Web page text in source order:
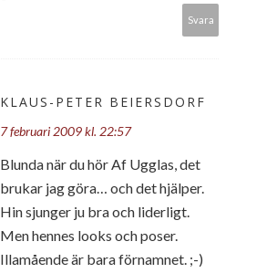
Svara
KLAUS-PETER BEIERSDORF
7 februari 2009 kl. 22:57
Blunda när du hör Af Ugglas, det
brukar jag göra… och det hjälper.
Hin sjunger ju bra och liderligt.
Men hennes looks och poser.
Illamående är bara förnamnet. ;-)